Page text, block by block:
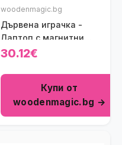
woodenmagic.bg
Дървена играчка -
Лаптоп с магнитни
букви
30.12€
Купи от
woodenmagic.bg →